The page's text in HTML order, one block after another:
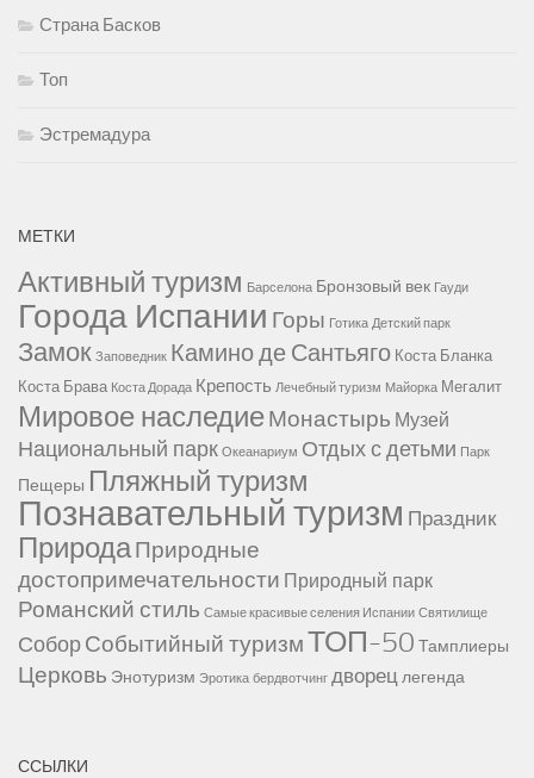
Страна Басков
Топ
Эстремадура
МЕТКИ
Активный туризм Барселона Бронзовый век Гауди
Города Испании Горы Готика Детский парк
Замок Заповедник Камино де Сантьяго Коста Бланка
Коста Брава Коста Дорада Крепость Лечебный туризм Майорка Мегалит
Мировое наследиеМонастырь Музей
Национальный парк Океанариум Отдых с детьми Парк
Пещеры Пляжный туризм
Познавательный туризм Праздник
ПриродаПриродные
достопримечательности Природный парк
Романский стиль Самые красивые селения Испании Святилище
СоборСобытийный туризмТОП-50 Тамплиеры
Церковь Энотуризм Эротика бердвотчинг дворец легенда
ССЫЛКИ